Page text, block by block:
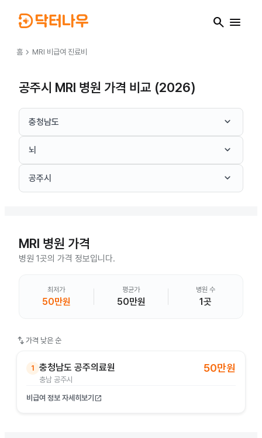
search menu
홈 chevron_right MRI 비급여 진료비
공주시 MRI 병원 가격 비교 (2026)
충청남도 keyboard_arrow_down
뇌 keyboard_arrow_down
공주시 keyboard_arrow_down
MRI 병원 가격
병원 1곳의 가격 정보입니다.
최저가
50만원
평균가
50만원
병원 수
1곳
swap_vert 가격 낮은 순
1 충청남도 공주의료원
충남 공주시
50만원
비급여 정보 자세히보기 open_in_new